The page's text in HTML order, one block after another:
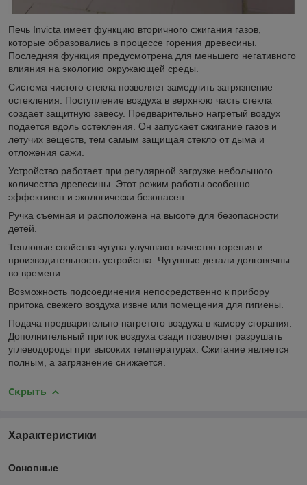
Печь Invicta имеет функцию вторичного сжигания газов,
которые образовались в процессе горения древесины.
Последняя функция предусмотрена для меньшего негативного
влияния на экологию окружающей среды.
Система чистого стекла позволяет замедлить загрязнение
остекления. Поступление воздуха в верхнюю часть стекла
создает защитную завесу. Предварительно нагретый воздух
подается вдоль остекления. Он запускает сжигание газов и
летучих веществ, тем самым защищая стекло от дыма и
отложения сажи.
Устройство работает при регулярной загрузке небольшого
количества древесины. Этот режим работы особенно
эффективен и экологически безопасен.
Ручка съемная и расположена на высоте для безопасности
детей.
Тепловые свойства чугуна улучшают качество горения и
производительность устройства. Чугунные детали долговечны
во времени.
Возможность подсоединения непосредственно к прибору
притока свежего воздуха извне или помещения для гигиены.
Подача предварительно нагретого воздуха в камеру сгорания.
Дополнительный приток воздуха сзади позволяет разрушать
углеводороды при высоких температурах. Сжигание является
полным, а загрязнение снижается.
Скрыть
Характеристики
Основные